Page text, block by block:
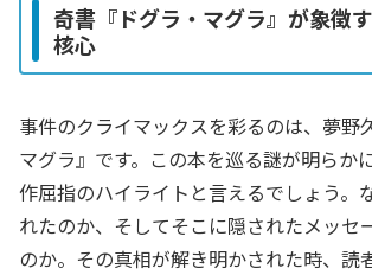
奇書『ドグラ・マグラ』が象徴
核心
事件のクライマックスを彩るのは、夢野
マグラ』です。この本を巡る謎が明らか
作屈指のハイライトと言えるでしょう。
れたのか、そしてそこに隠されたメッセ
のか。その真相が解き明かされた時、読